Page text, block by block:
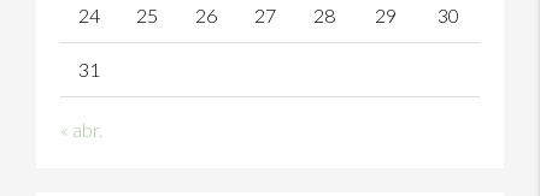
24 25 26 27 28 29 30
31
« abr.